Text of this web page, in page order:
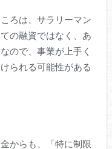
ろは、サラリーマン
の融資ではなく、あ
ので、事業が上手く
られる可能性がある
からも、「特に制限